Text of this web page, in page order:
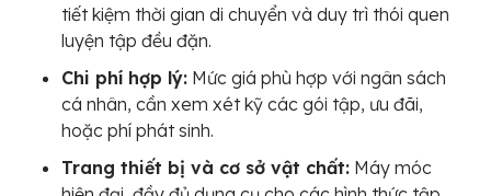
tiết kiệm thời gian di chuyển và duy trì thói quen
luyện tập đều đặn.
Chi phí hợp lý: Mức giá phù hợp với ngân sách
cá nhân, cần xem xét kỹ các gói tập, ưu đãi,
hoặc phí phát sinh.
Trang thiết bị và cơ sở vật chất: Máy móc